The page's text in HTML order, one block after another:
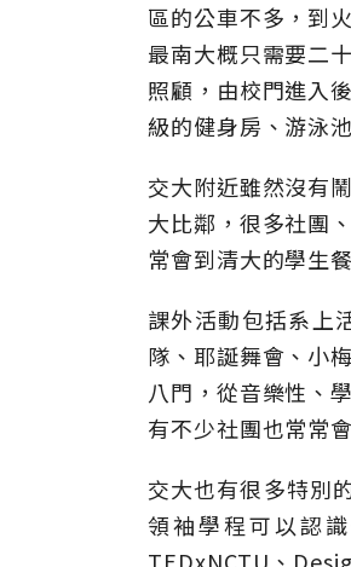
區的公車不多，到
最南大概只需要二
照顧，由校門進入
級的健身房、游泳
交大附近雖然沒有
大比鄰，很多社團
常會到清大的學生
課外活動包括系上
隊、耶誕舞會、小
八門，從音樂性、
有不少社團也常常
交大也有很多特別
領袖學程可以認